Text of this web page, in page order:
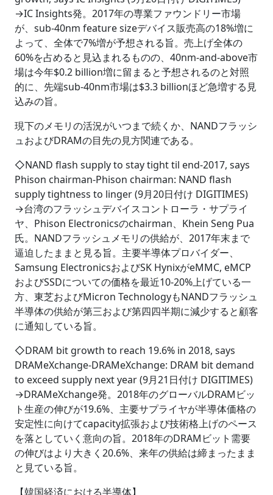
→IC Insights発。2017年の専業ファウンドリー市場
が、sub-40nm feature sizeデバイス販売高の18%増に
よって、全体で7%増が予想される旨。売上げ全体の
60%を占めると見込まれるものの、40nm-and-above市
場は今年$0.2 billion増に留まると予想されるのと対照
的に、先端sub-40nm市場は$3.3 billionほど急増する見
込みの旨。
現下のメモリの活況がいつまで続くか、NANDフラッシ
ュおよびDRAMの目先の見方関連である。
◇NAND flash supply to stay tight til end-2017, says
Phison chairman-Phison chairman: NAND flash
supply tightness to linger (9月20日付け DIGITIMES)
→台湾のフラッシュデバイスコントローラ・サプライ
ヤ、Phison Electronicsのchairman、Khein Seng Pua
氏。NANDフラッシュメモリの供給が、2017年末まで
逼迫したままと見る旨。主要半導体プロバイダー、
Samsung ElectronicsおよびSK HynixがeMMC, eMCP
およびSSDについての価格を最近10-20%上げている一
方、東芝およびMicron TechnologyもNANDフラッシュ
半導体の供給が第三および第四四半期に減少すると顧客
に通知している旨。
◇DRAM bit growth to reach 19.6% in 2018, says
DRAMeXchange-DRAMeXchange: DRAM bit demand
to exceed supply next year (9月21日付け DIGITIMES)
→DRAMeXchange発。2018年のグローバルDRAMビッ
ト生産の伸びが19.6%、主要サプライヤが半導体価格の
安定性に向けてcapacity拡張および技術格上げのペース
を落としていく意向の旨。2018年のDRAMビット需要
の伸びはより大きく20.6%、来年の供給は締まったまま
と見ている旨。
【韓国経済における半導体】